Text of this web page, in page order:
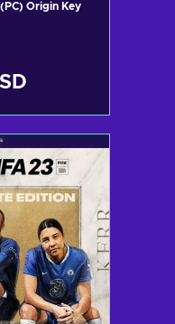
Origin Key
al carrello
offerte